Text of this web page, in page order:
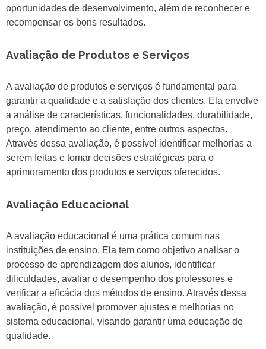
oportunidades de desenvolvimento, além de reconhecer e
recompensar os bons resultados.
Avaliação de Produtos e Serviços
A avaliação de produtos e serviços é fundamental para
garantir a qualidade e a satisfação dos clientes. Ela envolve
a análise de características, funcionalidades, durabilidade,
preço, atendimento ao cliente, entre outros aspectos.
Através dessa avaliação, é possível identificar melhorias a
serem feitas e tomar decisões estratégicas para o
aprimoramento dos produtos e serviços oferecidos.
Avaliação Educacional
A avaliação educacional é uma prática comum nas
instituições de ensino. Ela tem como objetivo analisar o
processo de aprendizagem dos alunos, identificar
dificuldades, avaliar o desempenho dos professores e
verificar a eficácia dos métodos de ensino. Através dessa
avaliação, é possível promover ajustes e melhorias no
sistema educacional, visando garantir uma educação de
qualidade.